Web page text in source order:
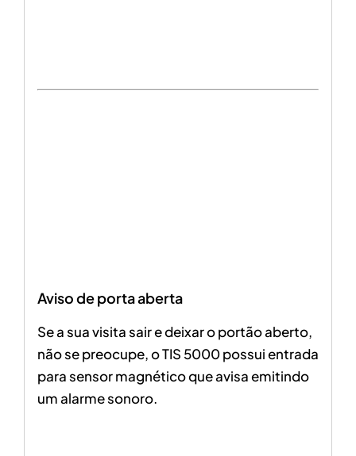
Aviso de porta aberta
Se a sua visita sair e deixar o portão aberto,
não se preocupe, o TIS 5000 possui entrada
parasensor magnético que avisa emitindo
um alarme sonoro.